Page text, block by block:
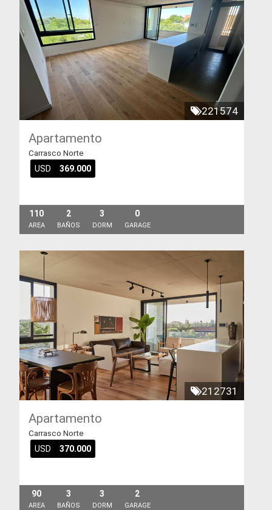
221574
Apartamento
Carrasco Norte
USD 369.000
110
AREA
2
BAÑOS
3
DORM
0
GARAGE
212731
Apartamento
Carrasco Norte
USD 370.000
90
AREA
3
BAÑOS
3
DORM
2
GARAGE